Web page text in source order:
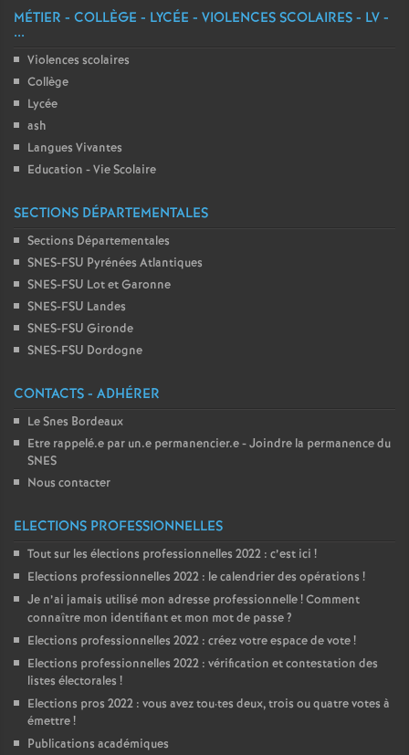
MÉTIER - COLLÈGE - LYCÉE - VIOLENCES SCOLAIRES - LV -
...
Violences scolaires
Collège
Lycée
ash
Langues Vivantes
Education - Vie Scolaire
SECTIONS DÉPARTEMENTALES
Sections Départementales
SNES-FSU Pyrénées Atlantiques
SNES-FSU Lot et Garonne
SNES-FSU Landes
SNES-FSU Gironde
SNES-FSU Dordogne
CONTACTS - ADHÉRER
Le Snes Bordeaux
Etre rappelé.e par un.e permanencier.e - Joindre la permanence du
SNES
Nous contacter
ELECTIONS PROFESSIONNELLES
Tout sur les élections professionnelles 2022 : c’est ici !
Elections professionnelles 2022 : le calendrier des opérations !
Je n’ai jamais utilisé mon adresse professionnelle! Comment
connaître mon identifiant et mon mot de passe?
Elections professionnelles 2022 : créez votre espace de vote!
Elections professionnelles 2022 : vérification et contestation des
listes électorales !
Elections pros 2022 : vous avez tou·tes deux, trois ou quatre votes à
émettre!
Publications académiques